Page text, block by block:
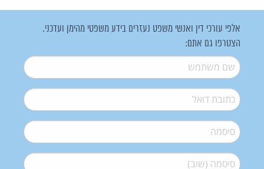
אלפי עורכי דין ואנשי משפט נעזרים בידע משפטי מהימן ועדכני.
הצטרפו גם אתם:
שם משתמש*
דואל*
סיסמה*
סיסמה (שוב)*